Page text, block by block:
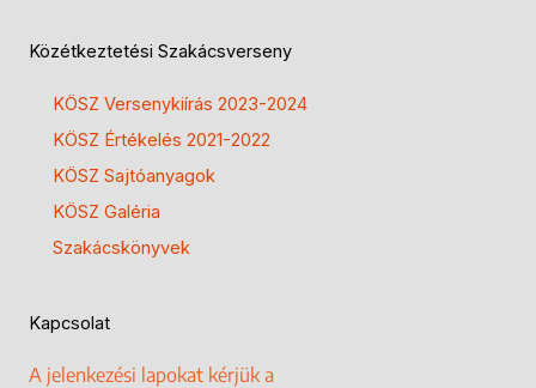
Közétkeztetési Szakácsverseny
KÖSZ Versenykiírás 2023-2024
KÖSZ Értékelés 2021-2022
KÖSZ Sajtóanyagok
KÖSZ Galéria
Szakácskönyvek
Kapcsolat
A jelenkezési lapokat kérjük a